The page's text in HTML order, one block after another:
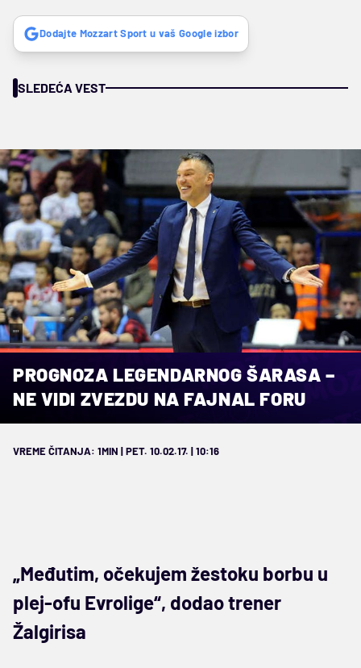
Dodajte Mozzart Sport u vaš Google izbor
SLEDEĆA VEST
""
PROGNOZA LEGENDARNOG ŠARASA –
NE VIDI ZVEZDU NA FAJNAL FORU
VREME ČITANJA: 1MIN | PET. 10.02.17. | 10:16
„Međutim, očekujem žestoku borbu u
plej-ofu Evrolige“, dodao trener
Žalgirisa